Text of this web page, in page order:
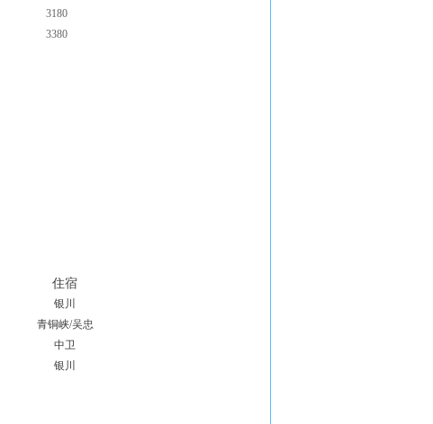
3180
3380
住宿
银川
青铜峡/吴忠
中卫
银川